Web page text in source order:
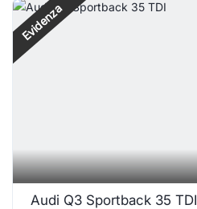
Evidenza
Audi Q3 Sportback 35 TDI